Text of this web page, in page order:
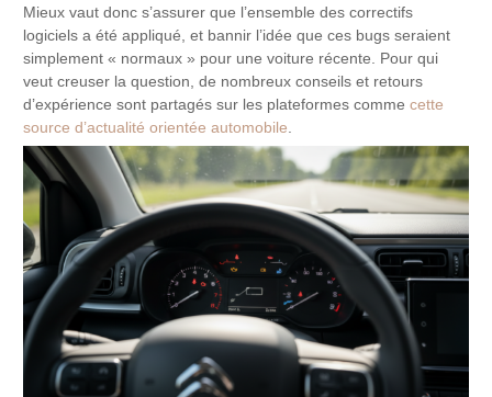
Mieux vaut donc s’assurer que l’ensemble des correctifs
logiciels a été appliqué, et bannir l’idée que ces bugs seraient
simplement « normaux » pour une voiture récente. Pour qui
veut creuser la question, de nombreux conseils et retours
d’expérience sont partagés sur les plateformes commecette
source d’actualité orientée automobile